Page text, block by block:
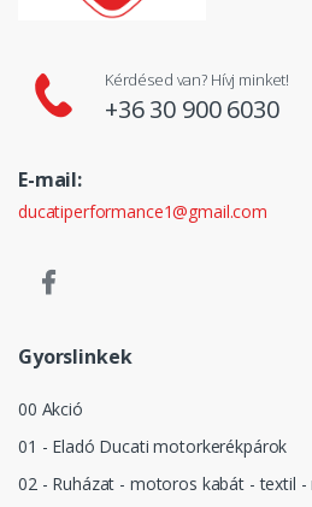
Kérdésed van? Hívj minket!
+36 30 900 6030
E-mail:
ducatiperformance1@gmail.com
Gyorslinkek
00 Akció
01 - Eladó Ducati motorkerékpárok
02 - Ruházat - motoros kabát - textil -